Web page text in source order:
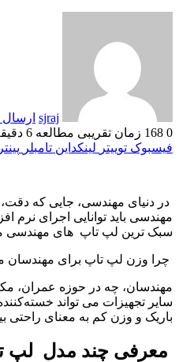
sjraj ارسال
0
زمان تقریبی مطالعه 6 دقیقه
فیسبوک توییتر لینکداین تامبلر
در دنیای مهندسی، جایی که
مهندسی باید توانایی اجرای نرم
سبک ترین لپ تاپ های مهندسی
چرا وزن لپ تاپ برای
مهندسان، چه در حوزه عمران،
سایر تجهیزات می تواند
باریک و وزن کم به معنای
معرفی چند مدل لپ